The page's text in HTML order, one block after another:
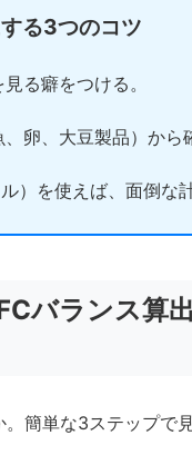
る3つのコツ
る癖をつける。
卵、大豆製品）から
）を使えば、面倒な計
バランス算
簡単な3ステップで